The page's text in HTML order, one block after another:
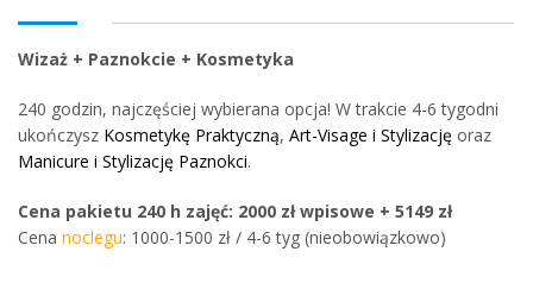
Wizaż + Paznokcie + Kosmetyka
240 godzin, najczęściej wybierana opcja! W trakcie 4-6 tygodni
ukończysz Kosmetykę Praktyczną, Art-Visage i Stylizację oraz
Manicure i Stylizację Paznokci.
Cena pakietu 240 h zajęć: 2000 zł wpisowe + 5149 zł
Cena noclegu: 1000-1500 zł / 4-6 tyg (nieobowiązkowo)